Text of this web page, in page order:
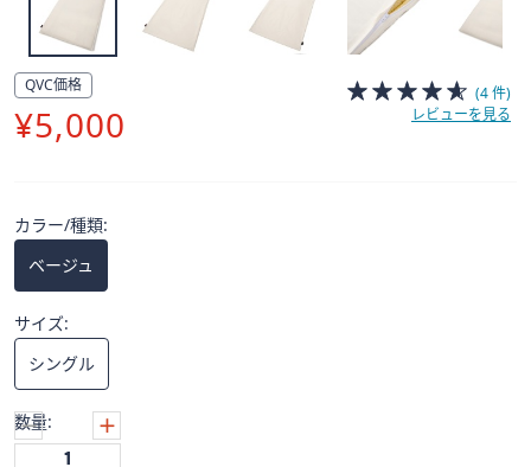
右
に
ス
ワ
し
て
閲
覧
で
き
す。
QVC価格
削
¥5,000
(4 件)
レビューを見る
カラー/種類:
ベージュ
サイズ:
シングル
数量: